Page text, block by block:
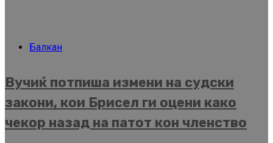
Балкан
Вучиќ потпиша измени на судски
закони, кои Брисел ги оцени како
чекор назад на патот кон членство